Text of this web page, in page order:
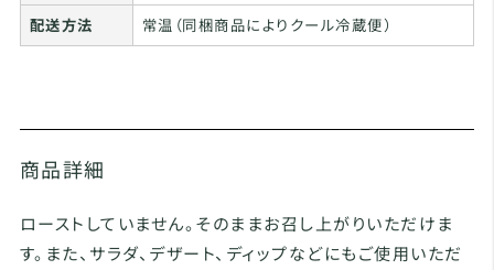
配送方法
常温（同梱商品によりクール冷蔵便）
商品詳細
ローストしていません。そのままお召し上がりいただけま
す。また、サラダ、デザート、ディップなどにもご使用いただ